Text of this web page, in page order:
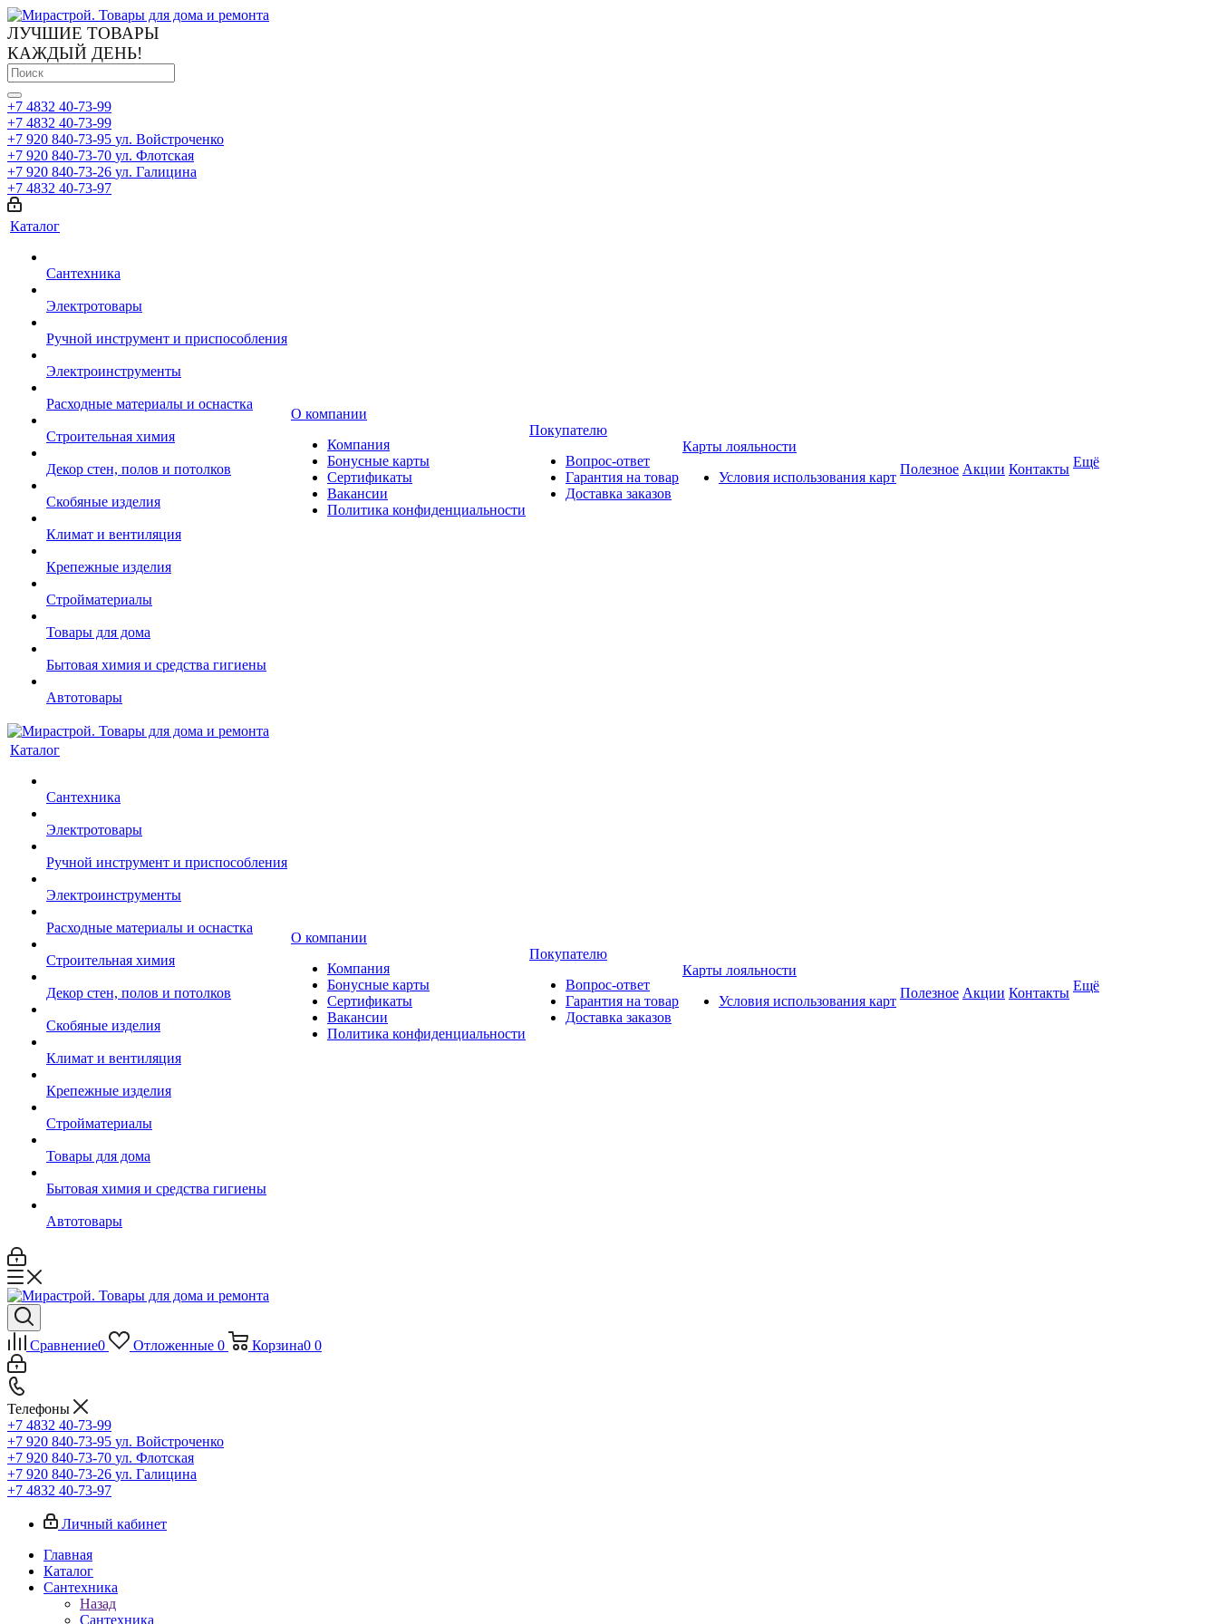
ЛУЧШИЕ ТОВАРЫ
КАЖДЫЙ ДЕНЬ!
+7 4832 40-73-99
+7 4832 40-73-99
+7 920 840-73-95 ул. Войстроченко
+7 920 840-73-70 ул. Флотская
+7 920 840-73-26 ул. Галицина
+7 4832 40-73-97
Каталог
Сантехника
Электротовары
Ручной инструмент и приспособления
Электроинструменты
Расходные материалы и оснастка
Строительная химия
Декор стен, полов и потолков
Скобяные изделия
Климат и вентиляция
Крепежные изделия
Стройматериалы
Товары для дома
Бытовая химия и средства гигиены
Автотовары
О компании
Компания
Бонусные карты
Сертификаты
Вакансии
Политика конфиденциальности
Покупателю
Вопрос-ответ
Гарантия на товар
Доставка заказов
Карты лояльности
Условия использования карт
Полезное Акции Контакты Ещё
Каталог
Сантехника
Электротовары
Ручной инструмент и приспособления
Электроинструменты
Расходные материалы и оснастка
Строительная химия
Декор стен, полов и потолков
Скобяные изделия
Климат и вентиляция
Крепежные изделия
Стройматериалы
Товары для дома
Бытовая химия и средства гигиены
Автотовары
О компании
Компания
Бонусные карты
Сертификаты
Вакансии
Политика конфиденциальности
Покупателю
Вопрос-ответ
Гарантия на товар
Доставка заказов
Карты лояльности
Условия использования карт
Полезное Акции Контакты Ещё
Сравнение0 Отложенные 0 Корзина0 0
Телефоны
+7 4832 40-73-99
+7 920 840-73-95 ул. Войстроченко
+7 920 840-73-70 ул. Флотская
+7 920 840-73-26 ул. Галицина
+7 4832 40-73-97
Личный кабинет
Главная
Каталог
Сантехника
Назад
Сантехника